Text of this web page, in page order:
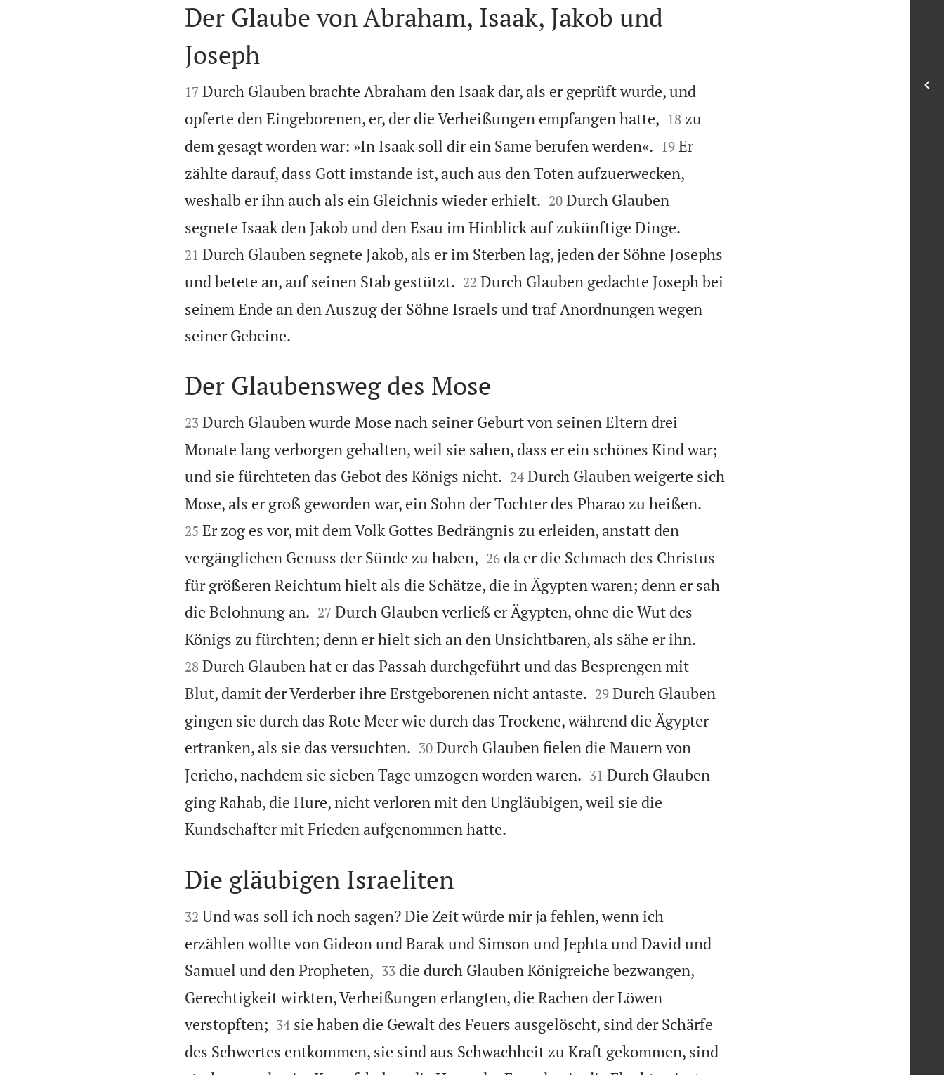

Der Glaube von Abraham, Isaak, Jakob und
Joseph

17 Durch Glauben brachte Abraham den Isaak dar, als er geprüft wurde, und
opferte den Eingeborenen, er, der die Verheißungen empfangen hatte,
18 zu
dem gesagt worden war: »In Isaak soll dir ein Same berufen werden«.
19 Er
zählte darauf, dass Gott imstande ist, auch aus den Toten aufzuerwecken,
weshalb er ihn auch als ein Gleichnis wieder erhielt.
20 Durch Glauben
segnete Isaak den Jakob und den Esau im Hinblick auf zukünftige Dinge.
21 Durch Glauben segnete Jakob, als er im Sterben lag, jeden der Söhne Josephs
und betete an, auf seinen Stab gestützt.
22 Durch Glauben gedachte Joseph bei
seinem Ende an den Auszug der Söhne Israels und traf Anordnungen wegen
seiner Gebeine.

Der Glaubensweg des Mose

23 Durch Glauben wurde Mose nach seiner Geburt von seinen Eltern drei
Monate lang verborgen gehalten, weil sie sahen, dass er ein schönes Kind war;
und sie fürchteten das Gebot des Königs nicht.
24 Durch Glauben weigerte sich
Mose, als er groß geworden war, ein Sohn der Tochter des Pharao zu heißen.
25 Er zog es vor, mit dem Volk Gottes Bedrängnis zu erleiden, anstatt den
vergänglichen Genuss der Sünde zu haben,
26 da er die Schmach des Christus
für größeren Reichtum hielt als die Schätze, die in Ägypten waren; denn er sah
die Belohnung an.
27 Durch Glauben verließ er Ägypten, ohne die Wut des
Königs zu fürchten; denn er hielt sich an den Unsichtbaren, als sähe er ihn.
28 Durch Glauben hat er das Passah durchgeführt und das Besprengen mit
Blut, damit der Verderber ihre Erstgeborenen nicht antaste.
29 Durch Glauben
gingen sie durch das Rote Meer wie durch das Trockene, während die Ägypter
ertranken, als sie das versuchten.
30 Durch Glauben fielen die Mauern von
Jericho, nachdem sie sieben Tage umzogen worden waren.
31 Durch Glauben
ging Rahab, die Hure, nicht verloren mit den Ungläubigen, weil sie die
Kundschafter mit Frieden aufgenommen hatte.

Die gläubigen Israeliten

32 Und was soll ich noch sagen? Die Zeit würde mir ja fehlen, wenn ich
erzählen wollte von Gideon und Barak und Simson und Jephta und David und
Samuel und den Propheten, 

33 die durch Glauben Königreiche bezwangen,
Gerechtigkeit wirkten, Verheißungen erlangten, die Rachen der Löwen
verstopften;
34 sie haben die Gewalt des Feuers ausgelöscht, sind der Schärfe
des Schwertes entkommen, sie sind aus Schwachheit zu Kraft gekommen, sind